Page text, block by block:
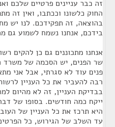
זה כבר עניינים פרטיים שלכם
החוק כלשונו וככתבו, ואין זה
בהוצאה, זה תפקידכם. לנו יש
בידכם, אנחנו נשמח לשמוע גם
אנחנו מתכוננים גם כן להקים
שר הפנים, יש הסכמה של משרד
פנים עוד לא סגרתי, אבל אני
רבה להעביר את כל העניין
בבדיקת העניין, זה לא מהיום
ייקח כמה חודשים. בסופו של
היא תרכז את כל העניין של
עד השלב של הגירוש, כל